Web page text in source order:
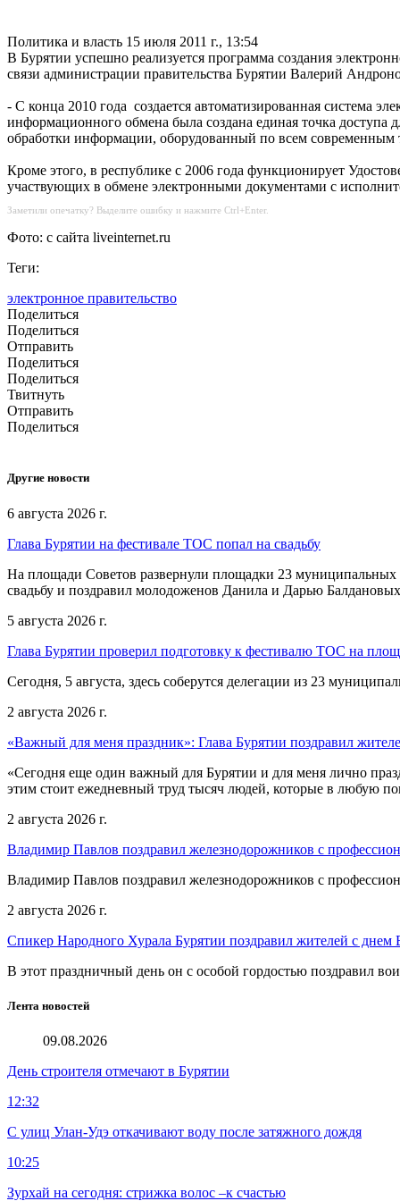
Политика и власть 15 июля 2011 г., 13:54
В Бурятии успешно реализуется программа создания
связи администрации правительства Бурятии Валерий
- С конца 2010 года создается автоматизированная система
информационного обмена была создана единая точка доступа
обработки информации, оборудованный по всем современным
Кроме этого, в республике с 2006 года функционирует
участвующих в обмене электронными документами с
Заметили опечатку? Выделите ошибку и нажмите Ctrl+Enter.
Фото: с сайта liveinternet.ru
Теги:
электронное правительство
Поделиться
Поделиться
Отправить
Поделиться
Поделиться
Твитнуть
Отправить
Поделиться
Другие новости
6 августа 2026 г.
Глава Бурятии на фестивале ТОС попал на свадьбу
На площади Советов развернули площадки 23
свадьбу и поздравил молодоженов Данила и Дарью
5 августа 2026 г.
Глава Бурятии проверил подготовку к фестивалю ТОС на
Сегодня, 5 августа, здесь соберутся делегации из 23
2 августа 2026 г.
«Важный для меня праздник»: Глава Бурятии поздравил
«Сегодня еще один важный для Бурятии и для меня лично
этим стоит ежедневный труд тысяч людей, которые в любую
2 августа 2026 г.
Владимир Павлов поздравил железнодорожников с
Владимир Павлов поздравил железнодорожников с
2 августа 2026 г.
Спикер Народного Хурала Бурятии поздравил жителей с
В этот праздничный день он с особой гордостью поздравил
Лента новостей
09.08.2026
День строителя отмечают в Бурятии
12:32
С улиц Улан-Удэ откачивают воду после затяжного дождя
10:25
Зурхай на сегодня: стрижка волос –к счастью